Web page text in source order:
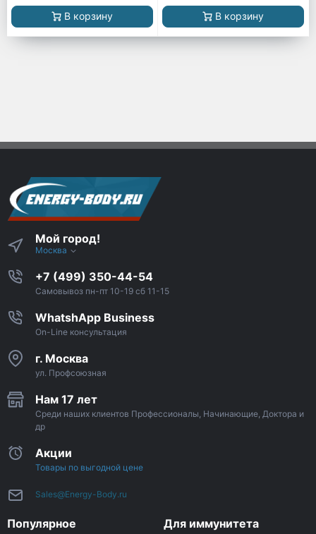
В корзину В корзину
Мой город!
Москва
+7 (499) 350-44-54
Самовывоз пн-пт 10-19 сб 11-15
WhatshApp Business
On-Line консультация
г. Москва
ул. Профсоюзная
Нам 17 лет
Среди наших клиентов Профессионалы, Начинающие, Доктора и
др
Акции
Товары по выгодной цене
Sales@Energy-Body.ru
Популярное Для иммунитета